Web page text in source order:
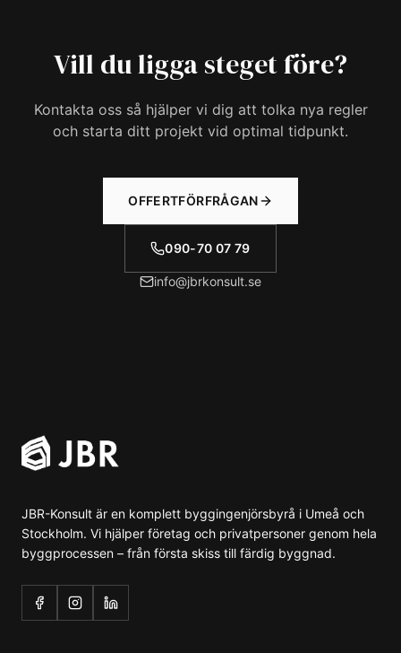
Vill du ligga steget före?
Kontakta oss så hjälper vi dig att tolka nya regler
och starta ditt projekt vid optimal tidpunkt.
OFFERTFÖRFRÅGAN
090-70 07 79
info@jbrkonsult.se
JBR-Konsult är en komplett byggingenjörsbyrå i Umeå och
Stockholm. Vi hjälper företag och privatpersoner genom hela
byggprocessen – från första skiss till färdig byggnad.